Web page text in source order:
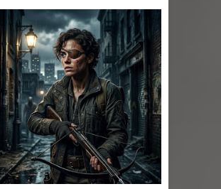
Parte 01: Escondido a Plena Luz
Parte 02: El Enemigo de mi Enemigo
Parte 06: Coletazos
Parte 05: Los Horrores del Infierno
Parte 04: Oídos Sordos
Parte 03: La Traición